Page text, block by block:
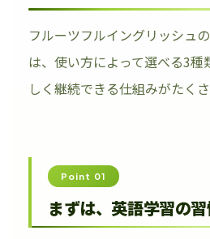
フルーツフルイングリッシュ
は、使い方によって選べる3種
しく継続できる仕組みがたくさ
Point 01
まずは、英語学習の